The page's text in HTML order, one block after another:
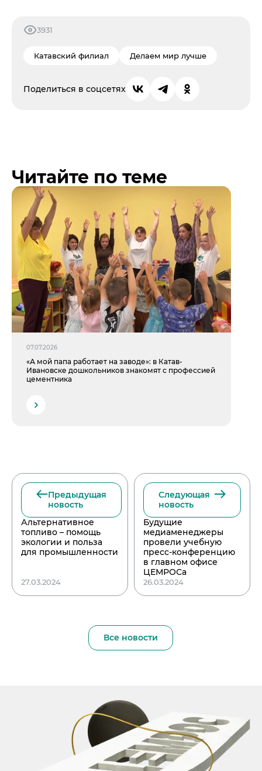
3931
Катавский филиал Делаем мир лучше
Поделиться в соцсетях
Читайте по теме
07.07.2026
«А мой папа работает на заводе»: в Катав-
Ивановске дошкольников знакомят с профессией
цементника
Предыдущая
новость
Альтернативное
топливо – помощь
экологии и польза
для промышленности
27.03.2024
Следующая
новость
Будущие
медиаменеджеры
провели учебную
пресс-конференцию
в главном офисе
ЦЕМРОСа
26.03.2024
Все новости